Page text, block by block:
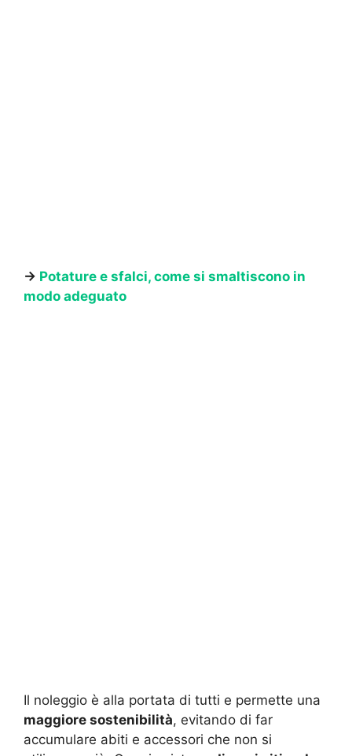
→ Potature e sfalci, come si smaltiscono in
modo adeguato
Il noleggio è alla portata di tutti e permette una
maggiore sostenibilità, evitando di far
accumulare abiti e accessori che non si